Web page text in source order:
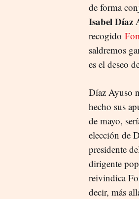
de forma
Isabel Díaz
recogido
saldremos
es el deseo
Díaz Ayuso
hecho sus
de mayo,
elección de
presidente
dirigente
reivindica
decir, más